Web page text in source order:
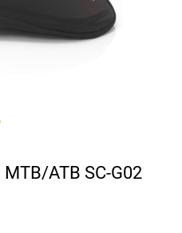
ATB SC-G02